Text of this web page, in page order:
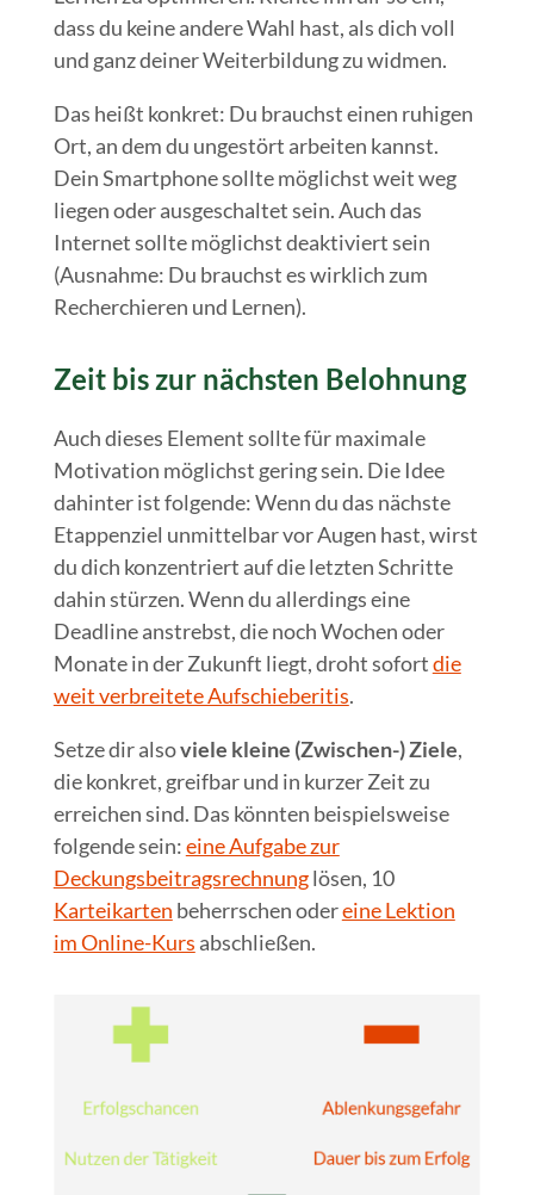
dass du keine andere Wahl hast, als dich voll
und ganz deiner Weiterbildung zu widmen.
Das heißt konkret: Du brauchst einen ruhigen
Ort, an dem du ungestört arbeiten kannst.
Dein Smartphone sollte möglichst weit weg
liegen oder ausgeschaltet sein. Auch das
Internet sollte möglichst deaktiviert sein
(Ausnahme: Du brauchst es wirklich zum
Recherchieren und Lernen).
Zeit bis zur nächsten Belohnung
Auch dieses Element sollte für maximale
Motivation möglichst gering sein. Die Idee
dahinter ist folgende: Wenn du das nächste
Etappenziel unmittelbar vor Augen hast, wirst
du dich konzentriert auf die letzten Schritte
dahin stürzen. Wenn du allerdings eine
Deadline anstrebst, die noch Wochen oder
Monate in der Zukunft liegt, droht sofortdie
weit verbreitete Aufschieberitis.
Setze dir alsoviele kleine (Zwischen-) Ziele,
die konkret, greifbar und in kurzer Zeit zu
erreichen sind. Das könnten beispielsweise
folgende sein:eine Aufgabe zur
Deckungsbeitragsrechnunglösen, 10
Karteikarten beherrschen odereine Lektion
im Online-Kurs abschließen.